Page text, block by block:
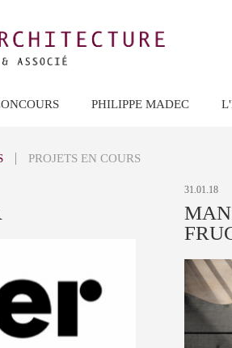
PHILIPPE MADEC
PROJETS EN COURS
31.01.18